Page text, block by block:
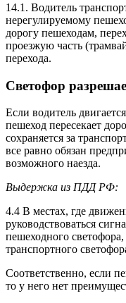
14.1. Водитель
нерегулируемому
дорогу пешеходам,
проезжую часть
перехода.
Светофор
Если водитель
пешеход пересекает
сохраняется за
все равно обязан
возможного наезда.
Выдержка из ПДД РФ:
4.4 В местах, где
руководствоваться
пешеходного
транспортного
Соответственно, если
то у него нет